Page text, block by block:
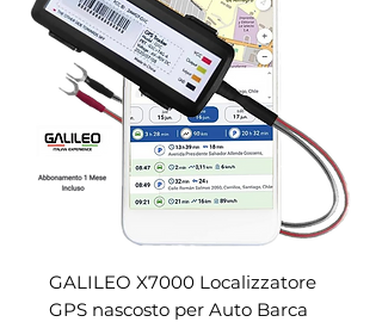
GALILEO X7000 Localizzatore
GPS nascosto per Auto Barca